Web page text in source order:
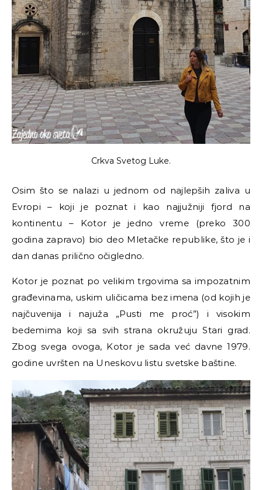
Crkva Svetog Luke.
Osim što se nalazi u jednom od najlepših zaliva u
Evropi – koji je poznat i kao najjužniji fjord na
kontinentu – Kotor je jedno vreme (preko 300
godina zapravo) bio deo Mletačke republike, što je i
dan danas prilično očigledno.
Kotor je poznat po velikim trgovima sa impozatnim
građevinama, uskim uličicama bez imena (od kojih je
najčuvenija i najuža „Pu­sti me proć”) i visokim
bedemima koji sa svih strana okružuju Stari grad.
Zbog svega ovoga, Kotor je sada već davne 1979.
godine uvršten na Uneskovu listu svetske baštine.